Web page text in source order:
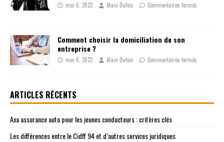
mai 6, 2022 Alain Dufoix Commentaires fermés
Comment choisir la domiciliation de son
entreprise ?
mai 6, 2022 Alain Dufoix Commentaires fermés
ARTICLES RÉCENTS
Axa assurance auto pour les jeunes conducteurs : critères clés
Les différences entre le Cidff 94 et d’autres services juridiques